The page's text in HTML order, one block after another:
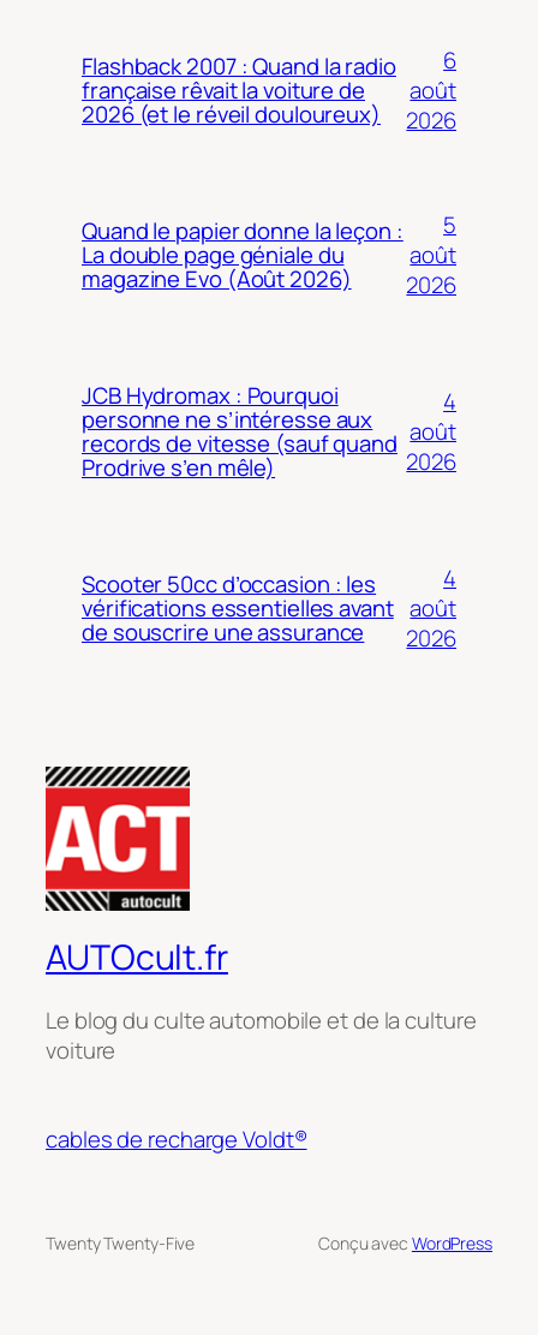
Flashback 2007 : Quand la radio
française rêvait la voiture de
2026 (et le réveil douloureux)
6
août
2026
Quand le papier donne la leçon :
La double page géniale du
magazine Evo (Août 2026)
5
août
2026
JCB Hydromax : Pourquoi
personne ne s’intéresse aux
records de vitesse (sauf quand
Prodrive s’en mêle)
4
août
2026
Scooter 50cc d’occasion : les
vérifications essentielles avant
de souscrire une assurance
4
août
2026
AUTOcult.fr
Le blog du culte automobile et de la culture
voiture
cables de recharge Voldt®
Twenty Twenty-Five Conçu avec WordPress